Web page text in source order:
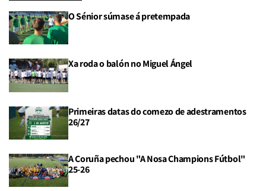
O Sénior súmase á pretempada
Xa roda o balón no Miguel Ángel
Primeiras datas do comezo de adestramentos
26/27
A Coruña pechou "A Nosa Champions Fútbol"
25-26